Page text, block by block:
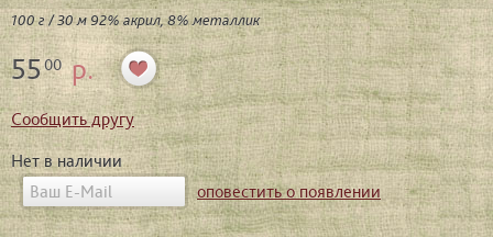
100 г / 30 м 92% акрил, 8% металлик
5500 р.
Сообщить другу
Нет в наличии
оповестить о появлении